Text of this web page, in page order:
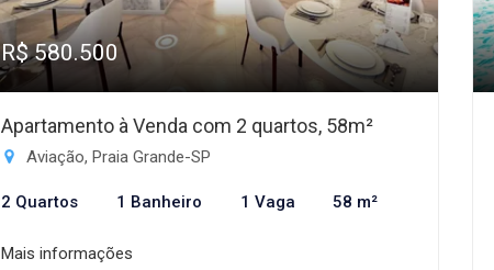
R$ 580.500
Apartamento à Venda com 2 quartos, 58m²
Aviação, Praia Grande-SP
2 Quartos 1 Banheiro 1 Vaga 58 m²
Mais informações